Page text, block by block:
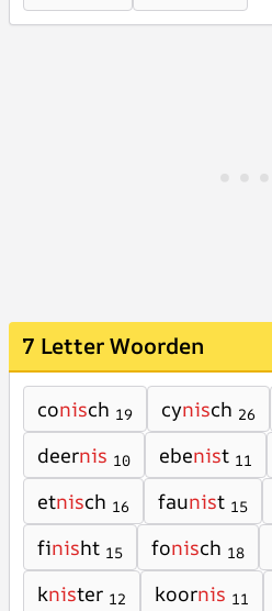
7 Letter Woorden
conisch 19 cynisch 26
deernis 10 ebenist 11
etnisch 16 faunist 15
finisht 15 fonisch 18
knister 12 koornis 11